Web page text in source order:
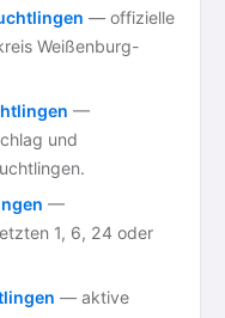
— offizielle
Weißenburg-
—
und
—
1, 6, 24 oder
— aktive